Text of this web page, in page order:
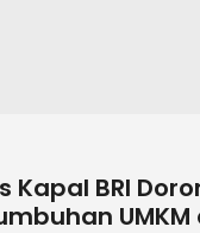
Kapal BRI